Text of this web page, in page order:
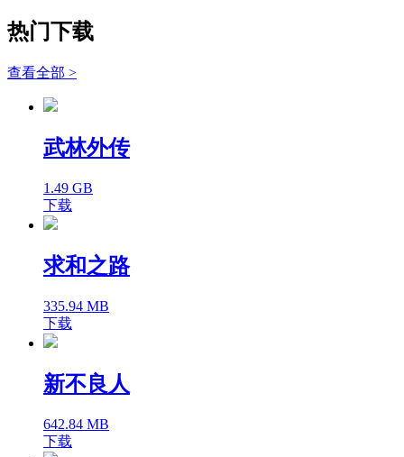
热门下载
查看全部 >
武林外传
1.49 GB
下载
求和之路
335.94 MB
下载
新不良人
642.84 MB
下载